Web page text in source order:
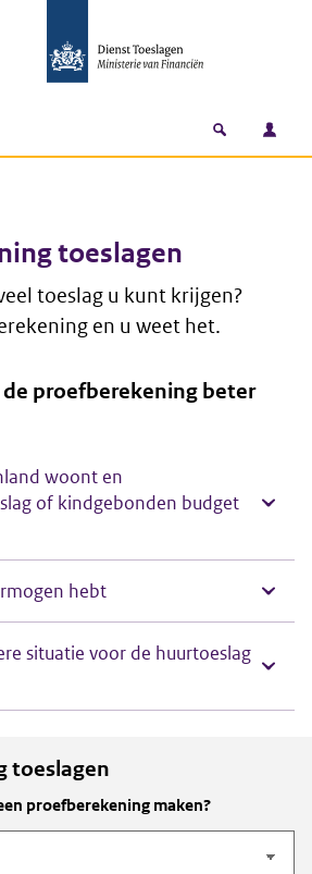
Open
toeslagen
toeslag u kunt krijgen?
en u weet het.
proefberekening beter
woont en
of kindgebonden budget
hebt
situatie voor de huurtoeslag
toeslagen
proefberekening maken?